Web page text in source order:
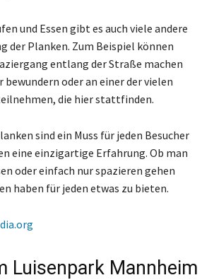
und Essen gibt es auch viele andere
der Planken. Zum Beispiel können
entlang der Straße machen
oder an einer der vielen
die hier stattfinden.
sind ein Muss für jeden Besucher
eine einzigartige Erfahrung. Ob man
oder einfach nur spazieren gehen
haben für jeden etwas zu bieten.
Luisenpark Mannheim